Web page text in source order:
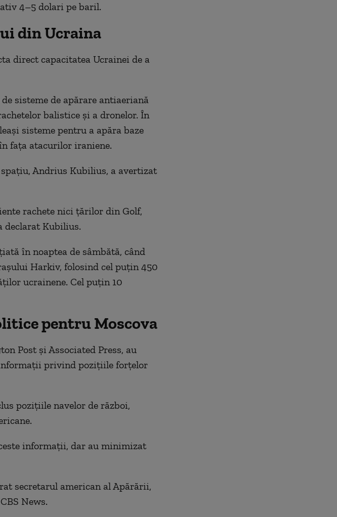
4–5 dolari pe baril.
din Ucraina
direct capacitatea Ucrainei de a
sisteme de apărare antiaeriană
balistice și a dronelor. În
sisteme pentru a apăra baze
fața atacurilor iraniene.
Andrius Kubilius, a avertizat
rachete nici țărilor din Golf,
declarat Kubilius.
în noaptea de sâmbătă, când
Harkiv, folosind cel puțin 450
ucrainene. Cel puțin 10
pentru Moscova
Post și Associated Press, au
privind pozițiile forțelor
pozițiile navelor de război,
informații, dar au minimizat
secretarul american al Apărării,
News.